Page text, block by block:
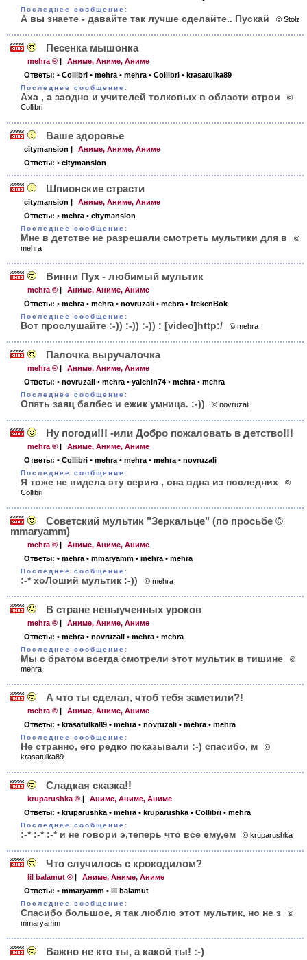
Последнее сообщение:
А вы знаете - давайте так лучше сделайте.. Пускай © Stolz
Песенка мышонка
mehra ® |
Аниме, Аниме, Аниме
Ответы: • Collibri • mehra • mehra • Collibri • krasatulka89
Последнее сообщение:
Аха , а заодно и учителей толковых в области строи
©
Collibri
Ваше здоровье
citymansion |
Аниме, Аниме, Аниме
Ответы: • citymansion
Шпионские страсти
citymansion |
Аниме, Аниме, Аниме
Ответы: • mehra • citymansion
Последнее сообщение:
Мне в детстве не разрешали смотреть мультики для в
©
mehra
Винни Пух - любимый мультик
mehra ® |
Аниме, Аниме, Аниме
Ответы: • mehra • mehra • novruzali • mehra • frekenBok
Последнее сообщение:
Вот прослушайте :-)) :-)) :-)) : [video]http:/ © mehra
Палочка выручалочка
mehra ® |
Аниме, Аниме, Аниме
Ответы: • novruzali • mehra • yalchin74 • mehra • mehra
Последнее сообщение:
Опять заяц балбес и ежик умница. :-)) © novruzali
Ну погоди!!! -или Добро пожаловать в детство!!!
mehra ® |
Аниме, Аниме, Аниме
Ответы: • Collibri • mehra • mehra • mehra • novruzali
Последнее сообщение:
Я тоже не видела эту серию , она одна из последних
©
Collibri
Советский мультик "Зеркальце" (по просьбе ©
mmaryamm)
mehra ® |
Аниме, Аниме, Аниме
Ответы: • mehra • mmaryamm • mehra • mehra
Последнее сообщение:
:-* хоЛоший мультик :-)) © mehra
В стране невыученных уроков
mehra ® |
Аниме, Аниме, Аниме
Ответы: • mehra • novruzali • mehra • mehra
Последнее сообщение:
Мы с братом всегда смотрели этот мультик в тишине
©
mehra
А что ты сделал, чтоб тебя заметили?!
mehra ® |
Аниме, Аниме, Аниме
Ответы: • krasatulka89 • mehra • novruzali • mehra • mehra
Последнее сообщение:
Не странно, его редко показывали :-) спасибо, м
©
krasatulka89
Сладкая сказка!!
kruparushka ® |
Аниме, Аниме, Аниме
Ответы: • kruparushka • mehra • kruparushka • Collibri • mehra
Последнее сообщение:
:-* :-* :-* и не говори э,теперь что все ему,ем © kruparushka
Что случилось с крокодилом?
lil balamut ® |
Аниме, Аниме, Аниме
Ответы: • mmaryamm • lil balamut
Последнее сообщение:
Спасибо большое, я так люблю этот мультик, но не з
©
mmaryamm
Важно не кто ты, а какой ты! :-)